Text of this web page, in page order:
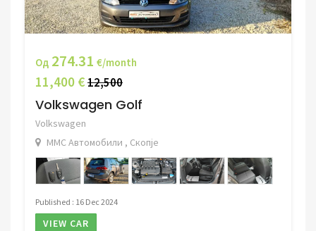
Од 274.31 €/month
11,400 €12,500
Volkswagen Golf
Volkswagen
ММС Автомобили , Скопје
Published : 16 Dec 2024
VIEW CAR